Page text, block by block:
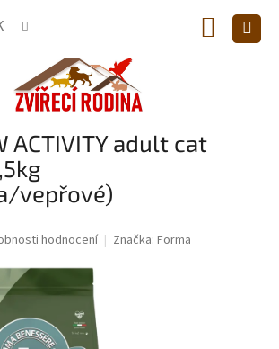
KOŠÍK
ACTIVITY adult cat
vepřové)
hodnocení Značka: Forma